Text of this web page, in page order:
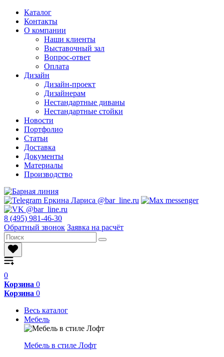
Каталог
Контакты
О компании
Наши клиенты
Выставочный зал
Вопрос-ответ
Оплата
Дизайн
Дизайн-проект
Дизайнерам
Нестандартные диваны
Нестандартные стойки
Новости
Портфолио
Статьи
Доставка
Документы
Материалы
Производство
8 (495) 981-46-30
Обратный звонок Заявка на расчёт
0
Корзина 0
Корзина 0
Весь каталог
Мебель
Мебель в стиле Лофт